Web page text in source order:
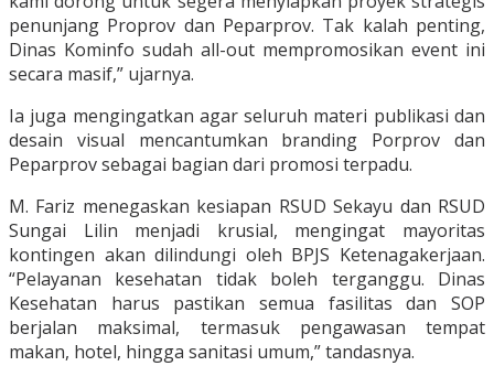
penunjang Proprov dan Peparprov. Tak kalah penting,
Dinas Kominfo sudah all-out mempromosikan event ini
secara masif,” ujarnya.
Ia juga mengingatkan agar seluruh materi publikasi dan
desain visual mencantumkan branding Porprov dan
Peparprov sebagai bagian dari promosi terpadu.
M. Fariz menegaskan kesiapan RSUD Sekayu dan RSUD
Sungai Lilin menjadi krusial, mengingat mayoritas
kontingen akan dilindungi oleh BPJS Ketenagakerjaan.
“Pelayanan kesehatan tidak boleh terganggu. Dinas
Kesehatan harus pastikan semua fasilitas dan SOP
berjalan maksimal, termasuk pengawasan tempat
makan, hotel, hingga sanitasi umum,” tandasnya.